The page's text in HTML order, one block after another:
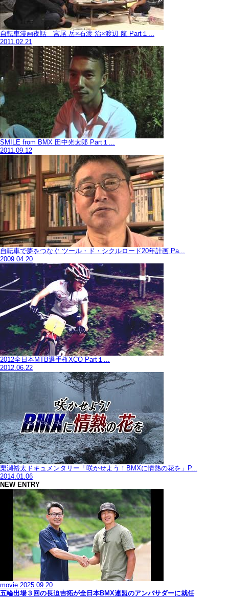
自転車漫画夜話 宮尾 岳×石渡 治×渡辺 航 Part１...
2011.02.21
SMILE from BMX 田中光太郎 Part１...
2011.09.12
自転車で夢をつなぐ ツール・ド・シクルロード20年計画 Pa...
2009.04.20
2012全日本MTB選手権XCO Part１...
2012.06.22
栗瀬裕太ドキュメンタリー「咲かせよう！BMXに情熱の花を」P...
2014.01.06
NEW ENTRY
movie 2025.09.20
五輪出場３回の長迫吉拓が全日本BMX連盟のアンバサダーに就任